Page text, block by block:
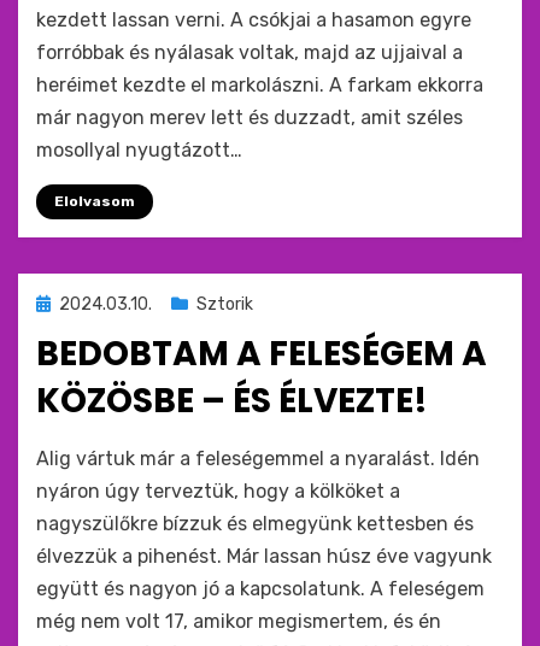
kezdett lassan verni. A csókjai a hasamon egyre
forróbbak és nyálasak voltak, majd az ujjaival a
heréimet kezdte el markolászni. A farkam ekkorra
már nagyon merev lett és duzzadt, amit széles
mosollyal nyugtázott…
Elolvasom
Beküldve
2024.03.10. Sztorik
BEDOBTAM A FELESÉGEM A
KÖZÖSBE – ÉS ÉLVEZTE!
monkey
Alig vártuk már a feleségemmel a nyaralást. Idén
nyáron úgy terveztük, hogy a kölköket a
nagyszülőkre bízzuk és elmegyünk kettesben és
élvezzük a pihenést. Már lassan húsz éve vagyunk
együtt és nagyon jó a kapcsolatunk. A feleségem
még nem volt 17, amikor megismertem, és én